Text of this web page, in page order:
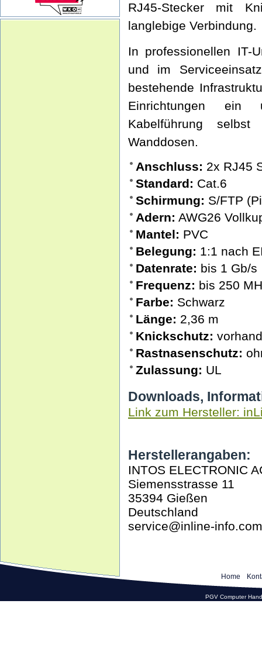
RJ45-Stecker mit
langlebige Verbindung.
In professionellen IT-
und im
bestehende
Einrichtungen ein
Kabelführung
Wanddosen.
Anschluss: 2x RJ45
Standard: Cat.6
Schirmung: S/FTP
Adern: AWG26
Mantel: PVC
Belegung: 1:1 nach
Datenrate: bis 1 Gb/s
Frequenz: bis 250
Farbe: Schwarz
Länge: 2,36 m
Knickschutz:
Rastnasenschutz:
Zulassung: UL
Downloads,
Link zum Hersteller:
Herstellerangaben:
INTOS ELECTRONIC
Siemensstrasse 11
35394 Gießen
Deutschland
service@inline-info.com
Home
PGV Computer